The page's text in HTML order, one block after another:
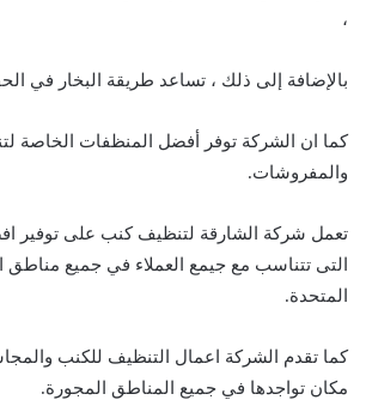
،
بالإضافة إلى ذلك ، تساعد طريقة البخار في
كما ان الشركة توفر أفضل المنظفات الخاصة
والمفروشات.
تعمل شركة الشارقة لتنظيف كنب على توفير
التى تتناسب مع جيمع العملاء في جميع مناطق
المتحدة.
كما تقدم الشركة اعمال التنظيف للكنب
مكان تواجدها في جميع المناطق المجورة.